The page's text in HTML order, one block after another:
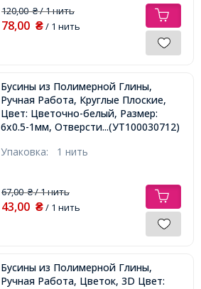
120,00₴/ 1 нить
78,00 ₴/ 1 нить
Бусины из Полимерной Глины,
Ручная Работа, Круглые Плоские,
Цвет: Цветочно-белый, Размер:
6x0.5-1мм, Отверстие 1.8мм, около
...(УТ100030712)
Упаковка: 1 нить
67,00₴/ 1 нить
43,00 ₴/ 1 нить
Бусины из Полимерной Глины,
Ручная Работа, Цветок, 3D Цвет: